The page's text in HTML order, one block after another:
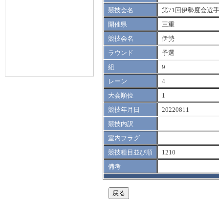
競技会名
第71回伊勢度会選
開催県
三重
競技会名
伊勢
ラウンド
予選
組
9
レーン
4
大会順位
1
競技年月日
20220811
競技内訳
室内フラグ
競技種目並び順
1210
備考